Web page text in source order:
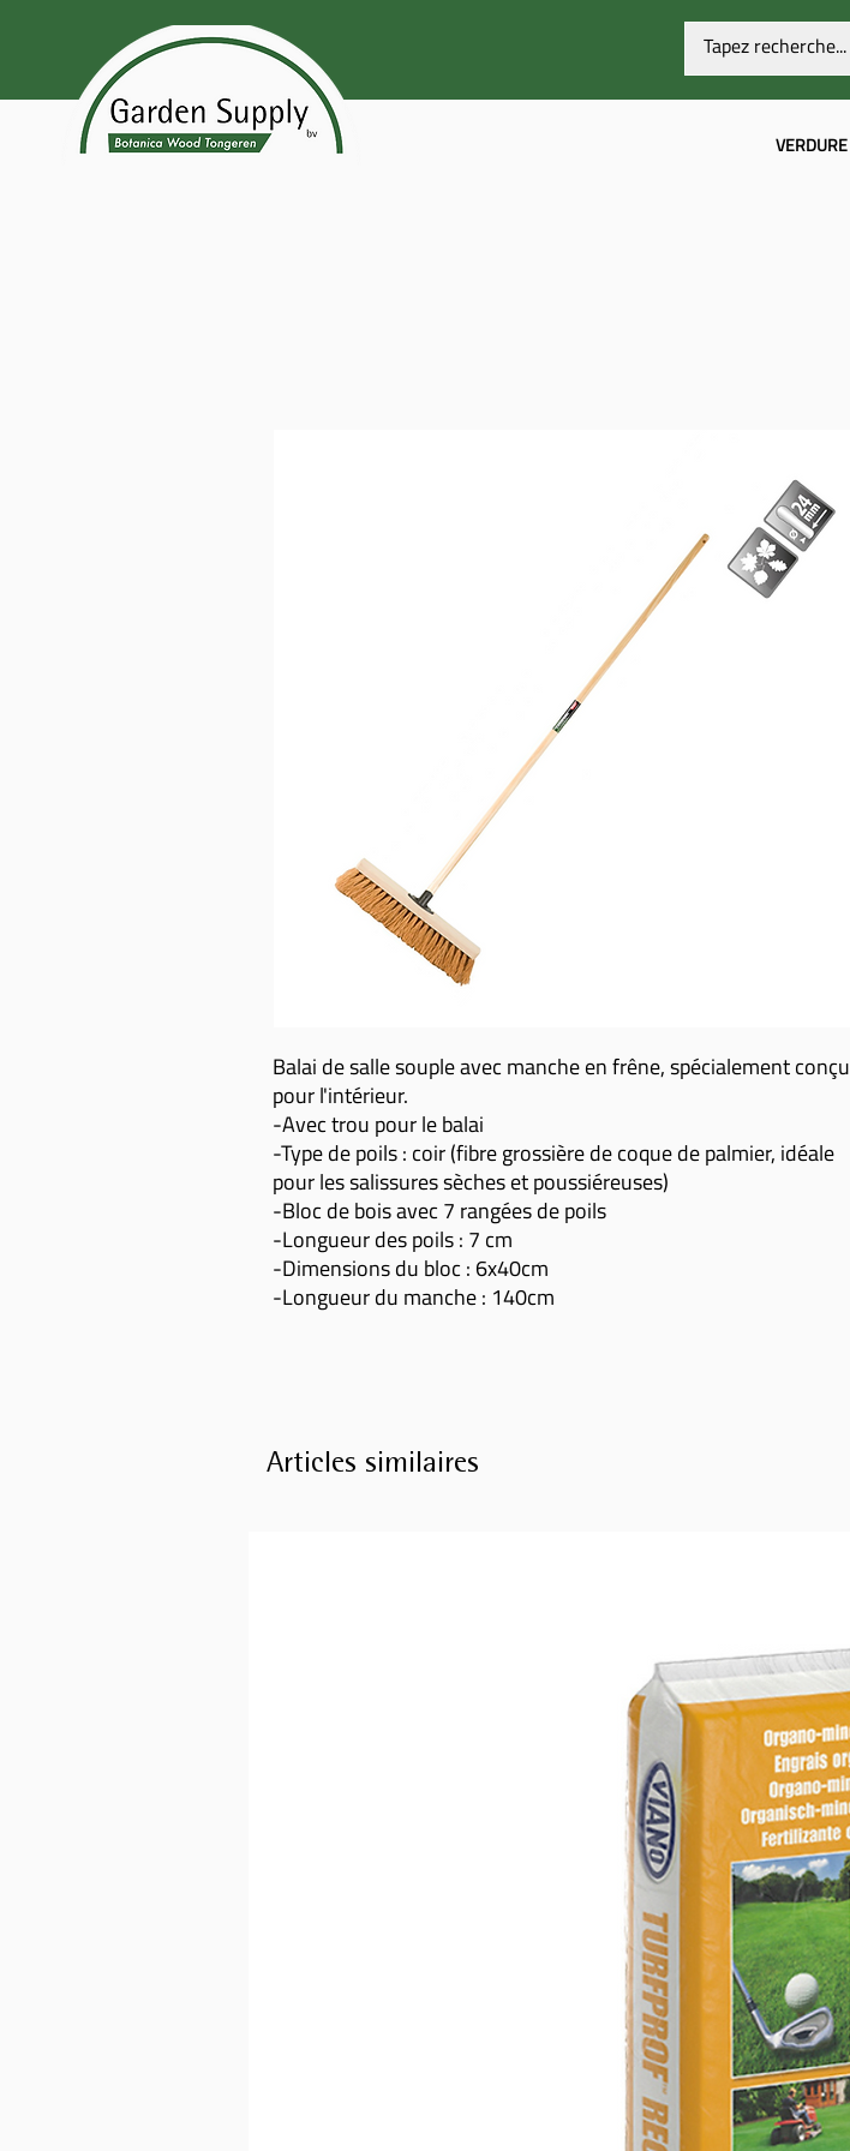
VERDURE
Balai de salle souple avec manche en frêne, spécialement conçu
pour l'intérieur.
-Avec trou pour le balai
-Type de poils : coir (fibre grossière de coque de palmier, idéale
pour les salissures sèches et poussiéreuses)
-Bloc de bois avec 7 rangées de poils
-Longueur des poils : 7 cm
-Dimensions du bloc : 6x40cm
-Longueur du manche : 140cm
Articles similaires